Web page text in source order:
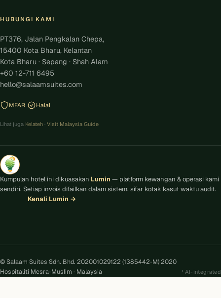
HUBUNGI KAMI
PT376, Jalan Pengkalan Chepa,
15400 Kota Bharu, Kelantan
Kota Bharu · Sepang · Shah Alam
+60 12-711 6495
hello@salaamsuites.com
MFAR Halal
Lihat juga Kelateh · Visit Malaysia Guide
Kumpulan hotel ini dikuasakan Lumin — platform kewangan & operasi kami
sendiri. Setiap invois difailkan dalam sistem, sifar kotak kasut waktu audit.
Kenali Lumin →
© Salaam Suites Sdn. Bhd. 202001029122 (1385442-M) 2020
Hospitaliti Mesra-Muslim · Malaysia
AI-integrated